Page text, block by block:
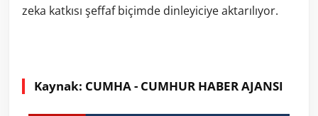
zeka katkısı şeffaf biçimde dinleyiciye aktarılıyor.
Kaynak: CUMHA - CUMHUR HABER AJANSI